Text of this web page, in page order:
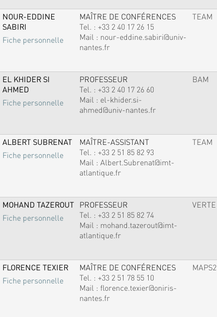
NOUR-EDDINE
SABIRI
Fiche personnelle
MAÎTRE DE CONFÉRENCES
Tel. : +33 2 40 17 26 15
Mail : nour-eddine.sabiri@univ-
nantes.fr
TEAM
EL KHIDER SI
AHMED
Fiche personnelle
PROFESSEUR
Tel. : +33 2 40 17 26 60
Mail : el-khider.si-
ahmed@univ-nantes.fr
BAM
ALBERT SUBRENAT
Fiche personnelle
MAÎTRE-ASSISTANT
Tel. : +33 2 51 85 82 93
Mail : Albert.Subrenat@imt-
atlantique.fr
TEAM
MOHAND TAZEROUT
Fiche personnelle
PROFESSEUR
Tel. : +33 2 51 85 82 74
Mail : mohand.tazerout@imt-
atlantique.fr
VERTE
FLORENCE TEXIER
Fiche personnelle
MAÎTRE DE CONFÉRENCES
Tel. : +33 2 51 78 55 10
Mail : florence.texier@oniris-
nantes.fr
MAPS2